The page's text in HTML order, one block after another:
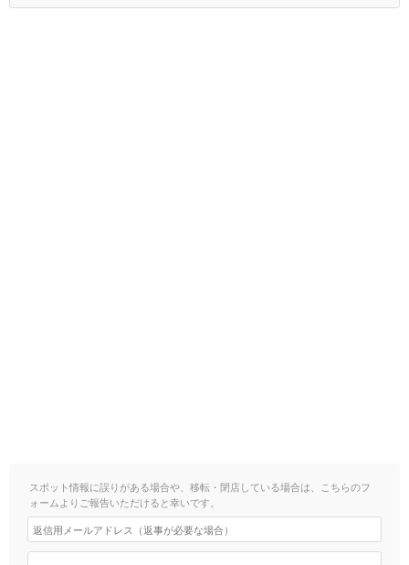
スポット情報に誤りがある場合や、移転・閉店している場合は、こちらのフ
ォームよりご報告いただけると幸いです。